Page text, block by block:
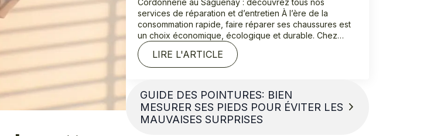
services de réparation et d’entretien À l’ère de la
consommation rapide, faire réparer ses chaussures est
un choix économique, écologique et durable. Chez…
LIRE L'ARTICLE
GUIDE DES POINTURES: BIEN
MESURER SES PIEDS POUR ÉVITER LES
MAUVAISES SURPRISES